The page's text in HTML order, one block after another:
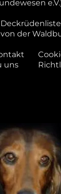
Deckrüdenliste
von der
uns